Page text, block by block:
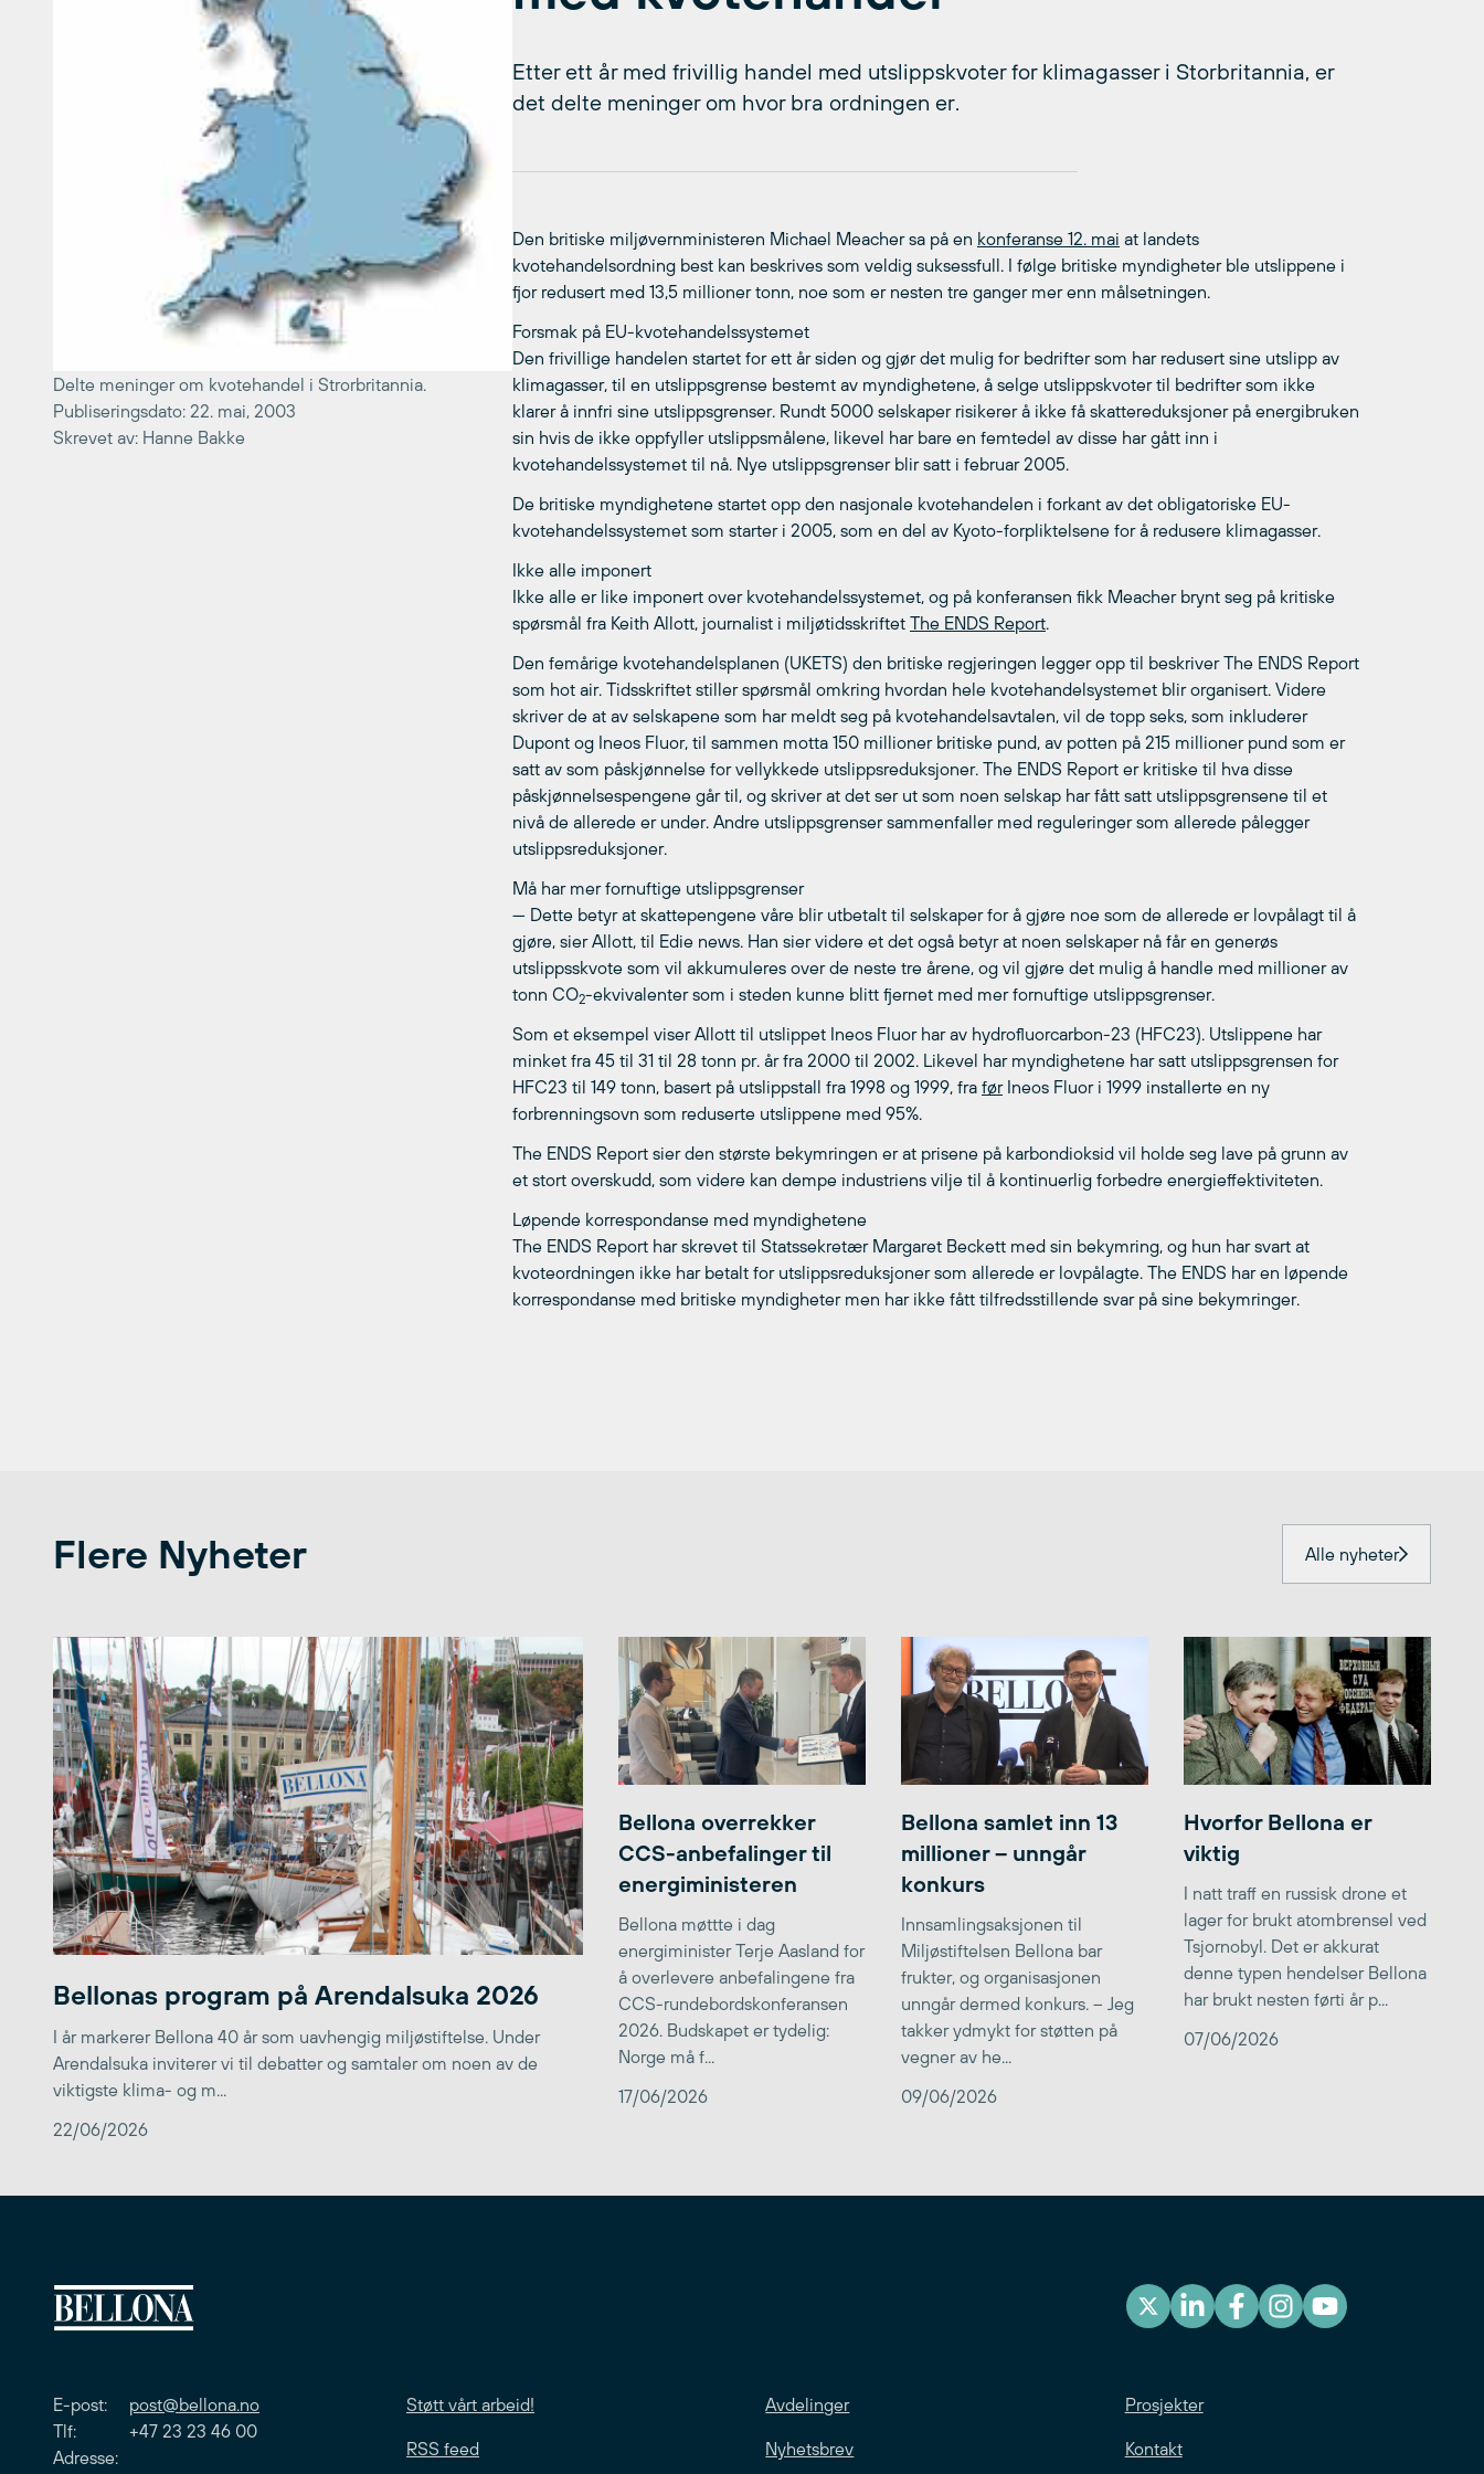
Delte meninger om kvotehandel i Strorbritannia.
Publiseringsdato: 22. mai, 2003
Skrevet av: Hanne Bakke
Etter ett år med frivillig handel med utslippskvoter for klimagasser i Storbritannia, er
det delte meninger om hvor bra ordningen er.
Den britiske miljøvernministeren Michael Meacher sa på en konferanse 12. mai at landets
kvotehandelsordning best kan beskrives som veldig suksessfull. I følge britiske myndigheter ble utslippene i
fjor redusert med 13,5 millioner tonn, noe som er nesten tre ganger mer enn målsetningen.
Forsmak på EU-kvotehandelssystemet
Den frivillige handelen startet for ett år siden og gjør det mulig for bedrifter som har redusert sine utslipp av
klimagasser, til en utslippsgrense bestemt av myndighetene, å selge utslippskvoter til bedrifter som ikke
klarer å innfri sine utslippsgrenser. Rundt 5000 selskaper risikerer å ikke få skattereduksjoner på energibruken
sin hvis de ikke oppfyller utslippsmålene, likevel har bare en femtedel av disse har gått inn i
kvotehandelssystemet til nå. Nye utslippsgrenser blir satt i februar 2005.
De britiske myndighetene startet opp den nasjonale kvotehandelen i forkant av det obligatoriske EU-
kvotehandelssystemet som starter i 2005, som en del av Kyoto-forpliktelsene for å redusere klimagasser.
Ikke alle imponert
Ikke alle er like imponert over kvotehandelssystemet, og på konferansen fikk Meacher brynt seg på kritiske
spørsmål fra Keith Allott, journalist i miljøtidsskriftet The ENDS Report.
Den femårige kvotehandelsplanen (UKETS) den britiske regjeringen legger opp til beskriver The ENDS Report
som hot air. Tidsskriftet stiller spørsmål omkring hvordan hele kvotehandelsystemet blir organisert. Videre
skriver de at av selskapene som har meldt seg på kvotehandelsavtalen, vil de topp seks, som inkluderer
Dupont og Ineos Fluor, til sammen motta 150 millioner britiske pund, av potten på 215 millioner pund som er
satt av som påskjønnelse for vellykkede utslippsreduksjoner. The ENDS Report er kritiske til hva disse
påskjønnelsespengene går til, og skriver at det ser ut som noen selskap har fått satt utslippsgrensene til et
nivå de allerede er under. Andre utslippsgrenser sammenfaller med reguleringer som allerede pålegger
utslippsreduksjoner.
Må har mer fornuftige utslippsgrenser
— Dette betyr at skattepengene våre blir utbetalt til selskaper for å gjøre noe som de allerede er lovpålagt til å
gjøre, sier Allott, til Edie news. Han sier videre et det også betyr at noen selskaper nå får en generøs
utslippsskvote som vil akkumuleres over de neste tre årene, og vil gjøre det mulig å handle med millioner av
tonn CO2-ekvivalenter som i steden kunne blitt fjernet med mer fornuftige utslippsgrenser.
Som et eksempel viser Allott til utslippet Ineos Fluor har av hydrofluorcarbon-23 (HFC23). Utslippene har
minket fra 45 til 31 til 28 tonn pr. år fra 2000 til 2002. Likevel har myndighetene har satt utslippsgrensen for
HFC23 til 149 tonn, basert på utslippstall fra 1998 og 1999, fra førIneos Fluor i 1999 installerte en ny
forbrenningsovn som reduserte utslippene med 95%.
The ENDS Report sier den største bekymringen er at prisene på karbondioksid vil holde seg lave på grunn av
et stort overskudd, som videre kan dempe industriens vilje til å kontinuerlig forbedre energieffektiviteten.
Løpende korrespondanse med myndighetene
The ENDS Report har skrevet til Statssekretær Margaret Beckett med sin bekymring, og hun har svart at
kvoteordningen ikke har betalt for utslippsreduksjoner som allerede er lovpålagte. The ENDS har en løpende
korrespondanse med britiske myndigheter men har ikke fått tilfredsstillende svar på sine bekymringer.
Flere Nyheter Alle nyheter
Bellonas program på Arendalsuka 2026
I år markerer Bellona 40 år som uavhengig miljøstiftelse. Under
Arendalsuka inviterer vi til debatter og samtaler om noen av de
viktigste klima- og m...
22/06/2026
Bellona overrekker
CCS-anbefalinger til
energiministeren
Bellona møttte i dag
energiminister Terje Aasland for
å overlevere anbefalingene fra
CCS-rundebordskonferansen
2026. Budskapet er tydelig:
Norge må f...
17/06/2026
Bellona samlet inn 13
millioner – unngår
konkurs
Innsamlingsaksjonen til
Miljøstiftelsen Bellona bar
frukter, og organisasjonen
unngår dermed konkurs. – Jeg
takker ydmykt for støtten på
vegner av he...
09/06/2026
Hvorfor Bellona er
viktig
I natt traff en russisk drone et
lager for brukt atombrensel ved
Tsjornobyl. Det er akkurat
denne typen hendelser Bellona
har brukt nesten førti år p...
07/06/2026
E-post: post@bellona.no
Tlf: +47 23 23 46 00
Adresse:
Støtt vårt arbeid! Avdelinger Prosjekter
RSS feed Nyhetsbrev Kontakt